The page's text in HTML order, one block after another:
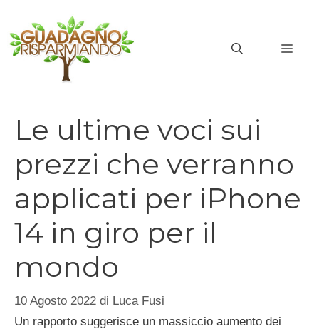
contenuto
Le ultime voci sui
prezzi che verranno
applicati per iPhone
14 in giro per il
mondo
10 Agosto 2022 di Luca Fusi
Un rapporto suggerisce un massiccio aumento dei